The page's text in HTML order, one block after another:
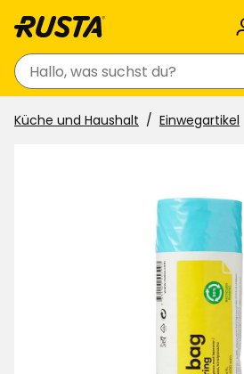
Suchen
Küche und Haushalt Einwegartikel